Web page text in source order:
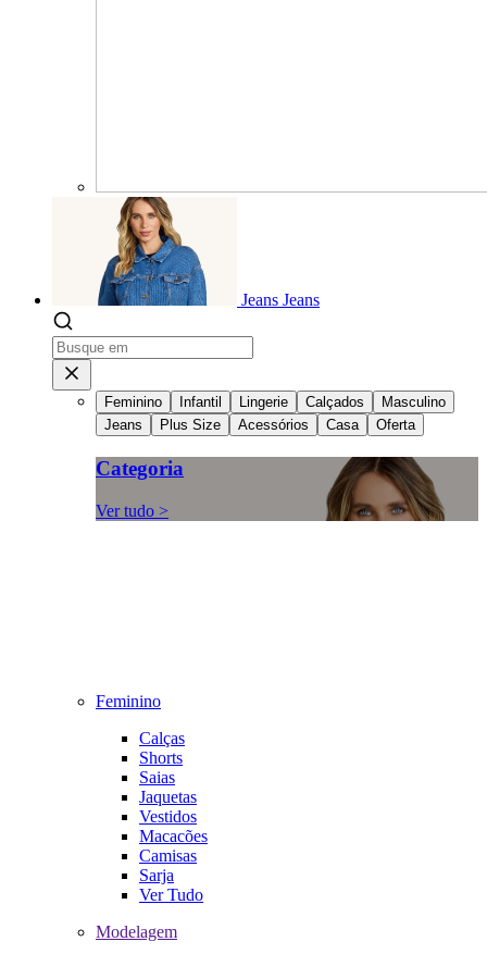
Jeans Jeans
Feminino Infantil Lingerie Calçados
Masculino
Jeans
Plus Size Acessórios Casa Oferta
Categoria
Ver tudo >
Feminino
Calças
Shorts
Saias
Jaquetas
Vestidos
Macacões
Camisas
Sarja
Ver Tudo
Modelagem